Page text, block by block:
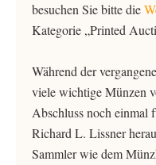
besuchen Sie bitte die
Kategorie „Printed
Während der
viele wichtige Münzen
Abschluss noch einmal
Richard L. Lissner
Sammler wie dem